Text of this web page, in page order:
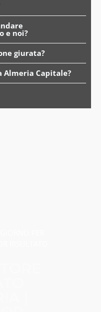
e noi?
giurata?
Almeria Capitale?